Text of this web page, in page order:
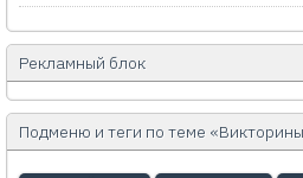
Рекламный блок
Подменю и теги по теме